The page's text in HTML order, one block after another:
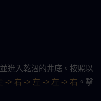
進入乾涸的井底。按照以
-> 右 -> 左 -> 左 -> 右 。擊